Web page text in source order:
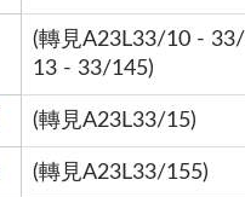
(轉見A23L33/10 -
13 - 33/145)
(轉見A23L33/15)
(轉見A23L33/155)